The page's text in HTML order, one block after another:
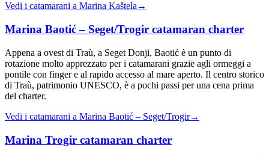
Vedi i catamarani a Marina Kaštela →
Marina Baotić – Seget/Trogir catamaran charter
Appena a ovest di Traù, a Seget Donji, Baotić è un punto di
rotazione molto apprezzato per i catamarani grazie agli ormeggi a
pontile con finger e al rapido accesso al mare aperto. Il centro storico
di Traù, patrimonio UNESCO, è a pochi passi per una cena prima
del charter.
Vedi i catamarani a Marina Baotić – Seget/Trogir→
Marina Trogir catamaran charter